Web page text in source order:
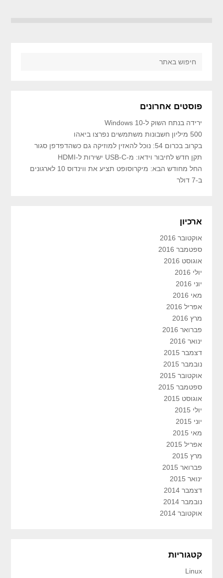
פוסטים אחרונים
ירידה בנתח השוק ל-Windows 10
500 מיליון חשבונות משתמשים נפרצו ביאהו
בקרוב בכרום 54: נוכל להאזין למוזיקה גם כשהדפדפן סגור
תקן חדש לחיבור וידאו: מ-USB-C ישירות ל-HDMI
החל מחודש הבא: מיקרוסופט תציע את ווינדוס 10 לארגונים
ב-7 דולר
ארכיון
אוקטובר 2016
ספטמבר 2016
אוגוסט 2016
יולי 2016
יוני 2016
מאי 2016
אפריל 2016
מרץ 2016
פברואר 2016
ינואר 2016
דצמבר 2015
נובמבר 2015
אוקטובר 2015
ספטמבר 2015
אוגוסט 2015
יולי 2015
יוני 2015
מאי 2015
אפריל 2015
מרץ 2015
פברואר 2015
ינואר 2015
דצמבר 2014
נובמבר 2014
אוקטובר 2014
קטגוריות
Linux